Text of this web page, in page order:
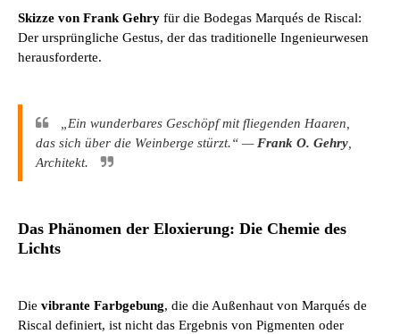
Skizze von Frank Gehry für die Bodegas Marqués de Riscal:
Der ursprüngliche Gestus, der das traditionelle Ingenieurwesen
herausforderte.
„Ein wunderbares Geschöpf mit fliegenden Haaren,
das sich über die Weinberge stürzt.“ —Frank O. Gehry,
Architekt.
Das Phänomen der Eloxierung: Die Chemie des
Lichts
Die vibrante Farbgebung, die die Außenhaut von Marqués de
Riscal definiert, ist nicht das Ergebnis von Pigmenten oder